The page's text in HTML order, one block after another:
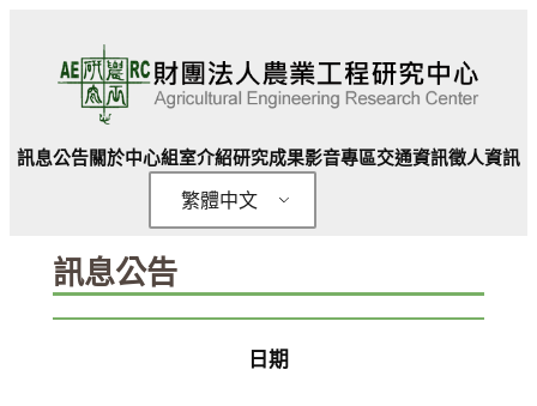
內
訊息公告關於中心組室介紹研究成果影音專區交通資訊徵人資訊
繁體中文
訊息公告
日期